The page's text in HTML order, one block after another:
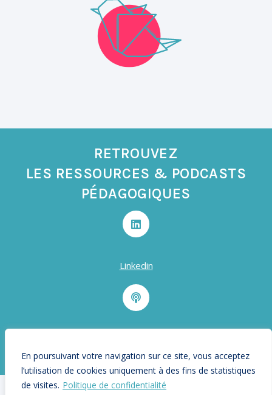
En poursuivant votre navigation sur ce site, vous acceptez
l’utilisation de cookies uniquement à des fins de statistiques
de visites. Politique de confidentialité
RETROUVEZ
LES RESSOURCES & PODCASTS
PÉDAGOGIQUES
Linkedin